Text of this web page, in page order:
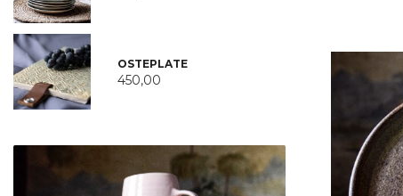
OSTEPLATE
450,00